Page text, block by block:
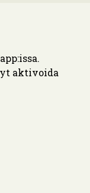
aktivoida